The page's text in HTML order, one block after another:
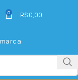
0 R$0,00
marca